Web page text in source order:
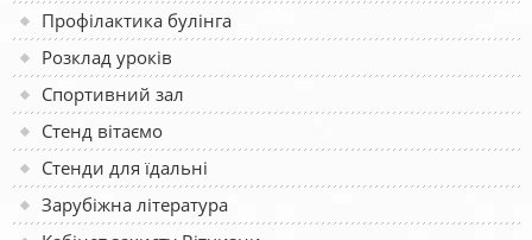
Профілактика булінга
Розклад уроків
Спортивний зал
Стенд вітаємо
Стенди для їдальні
Зарубіжна література